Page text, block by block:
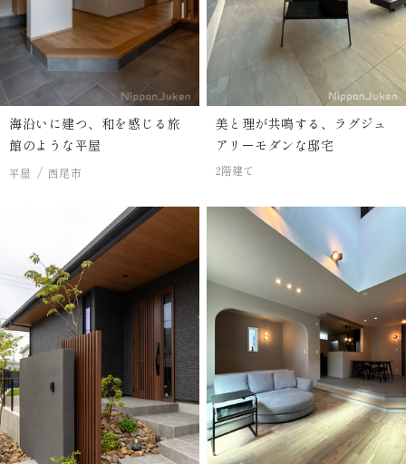
海沿いに建つ、和を感じる旅
館のような平屋
平屋 西尾市
美と理が共鳴する、ラグジュ
アリーモダンな邸宅
2階建て